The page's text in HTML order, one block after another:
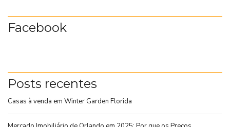
Facebook
Posts recentes
Casas à venda em Winter Garden Florida